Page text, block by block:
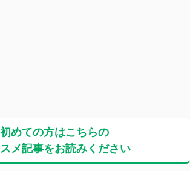
初めての方はこちらの
メ記事をお読みください